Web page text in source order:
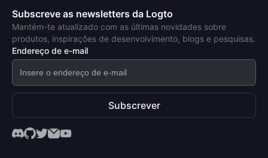
Subscreve as newsletters da Logto
Mantém-te atualizado com as últimas novidades sobre
produtos, inspirações de desenvolvimento, blogs e pesquisas.
Endereço de e-mail
Subscrever